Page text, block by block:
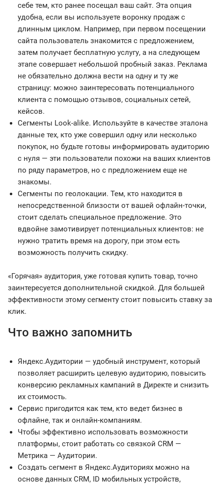
себе тем, кто ранее посещал ваш сайт. Эта опция
удобна, если вы используете воронку продаж с
длинным циклом. Например, при первом посещении
сайта пользователь знакомится с предложением,
затем получает бесплатную услугу, а на следующем
этапе совершает небольшой пробный заказ. Реклама
не обязательно должна вести на одну и ту же
страницу: можно заинтересовать потенциального
клиента с помощью отзывов, социальных сетей,
кейсов.
Сегменты Look-alike. Используйте в качестве эталона
данные тех, кто уже совершил одну или несколько
покупок, но будьте готовы информировать аудиторию
с нуля — эти пользователи похожи на ваших клиентов
по ряду параметров, но с предложением еще не
знакомы.
Сегменты по геолокации. Тем, кто находится в
непосредственной близости от вашей офлайн-точки,
стоит сделать специальное предложение. Это
вдвойне замотивирует потенциальных клиентов: не
нужно тратить время на дорогу, при этом есть
возможность получить скидку.
«Горячая» аудитория, уже готовая купить товар, точно
заинтересуется дополнительной скидкой. Для большей
эффективности этому сегменту стоит повысить ставку за
клик.
Что важно запомнить
Яндекс.Аудитории — удобный инструмент, который
позволяет расширить целевую аудиторию, повысить
конверсию рекламных кампаний в Директе и снизить
их стоимость.
Сервис пригодится как тем, кто ведет бизнес в
офлайне, так и онлайн-компаниям.
Чтобы эффективно использовать возможности
платформы, стоит работать со связкой CRM —
Метрика — Аудитории.
Создать сегмент в Яндекс.Аудиториях можно на
основе данных CRM, ID мобильных устройств,